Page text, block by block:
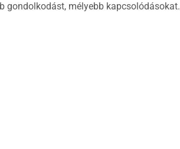
gondolkodást, mélyebb kapcsolódásokat.